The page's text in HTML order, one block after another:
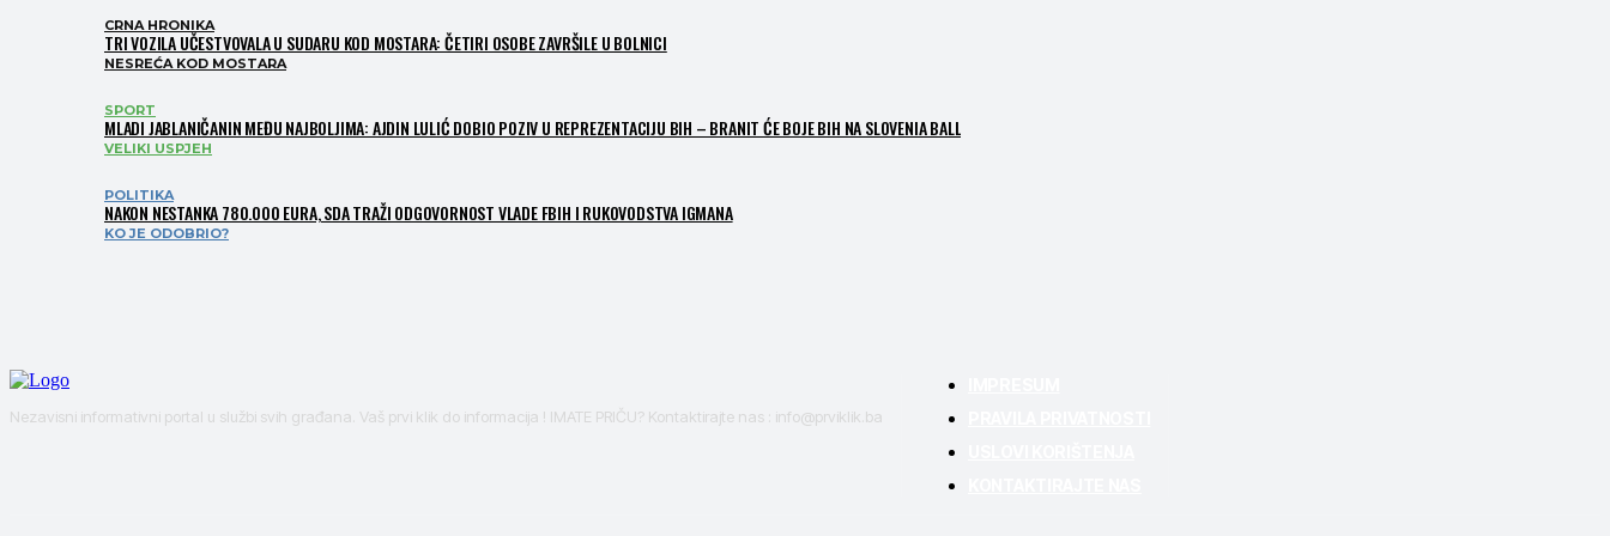
CRNA HRONIKA
TRI VOZILA UČESTVOVALA U SUDARU KOD MOSTARA: ČETIRI OSOBE ZAVRŠILE U BOLNICI
NESREĆA KOD MOSTARA
SPORT
MLADI JABLANIČANIN MEĐU NAJBOLJIMA: AJDIN LULIĆ DOBIO POZIV U REPREZENTACIJU BIH – BRANIT ĆE BOJE BIH NA SLOVENIA BALL
VELIKI USPJEH
POLITIKA
NAKON NESTANKA 780.000 EURA, SDA TRAŽI ODGOVORNOST VLADE FBIH I RUKOVODSTVA IGMANA
KO JE ODOBRIO?
Nezavisni informativni portal u službi svih građana. Vaš prvi klik do informacija ! IMATE PRIČU? Kontaktirajte nas : info@prviklik.ba